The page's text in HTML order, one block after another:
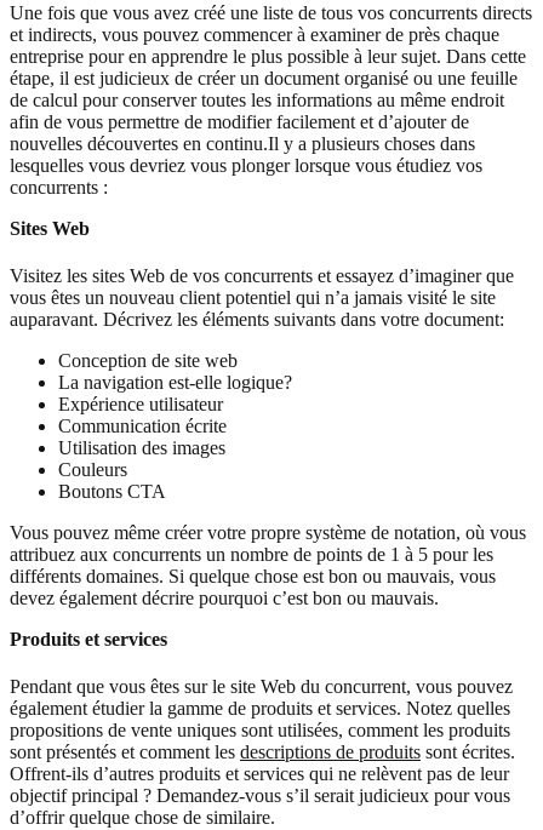
Une fois que vous avez créé une liste de tous vos concurrents directs
et indirects, vous pouvez commencer à examiner de près chaque
entreprise pour en apprendre le plus possible à leur sujet. Dans cette
étape, il est judicieux de créer un document organisé ou une feuille
de calcul pour conserver toutes les informations au même endroit
afin de vous permettre de modifier facilement et d’ajouter de
nouvelles découvertes en continu.Il y a plusieurs choses dans
lesquelles vous devriez vous plonger lorsque vous étudiez vos
concurrents :
Sites Web
Visitez les sites Web de vos concurrents et essayez d’imaginer que
vous êtes un nouveau client potentiel qui n’a jamais visité le site
auparavant. Décrivez les éléments suivants dans votre document:
Conception de site web
La navigation est-elle logique?
Expérience utilisateur
Communication écrite
Utilisation des images
Couleurs
Boutons CTA
Vous pouvez même créer votre propre système de notation, où vous
attribuez aux concurrents un nombre de points de 1 à 5 pour les
différents domaines. Si quelque chose est bon ou mauvais, vous
devez également décrire pourquoi c’est bon ou mauvais.
Produits et services
Pendant que vous êtes sur le site Web du concurrent, vous pouvez
également étudier la gamme de produits et services. Notez quelles
propositions de vente uniques sont utilisées, comment les produits
sont présentés et comment les descriptions de produits sont écrites.
Offrent-ils d’autres produits et services qui ne relèvent pas de leur
objectif principal ? Demandez-vous s’il serait judicieux pour vous
d’offrir quelque chose de similaire.